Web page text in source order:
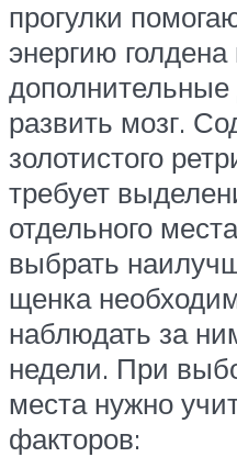
прогулки
энергию
дополнительные
развить мозг.
золотистого
требует
отдельного
выбрать
щенка
наблюдать за
недели. При
места нужно
факторов: